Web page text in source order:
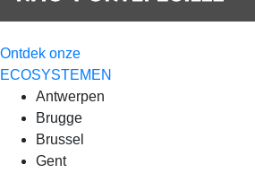
Ontdek onze
ECOSYSTEMEN
Antwerpen
Brugge
Brussel
Gent